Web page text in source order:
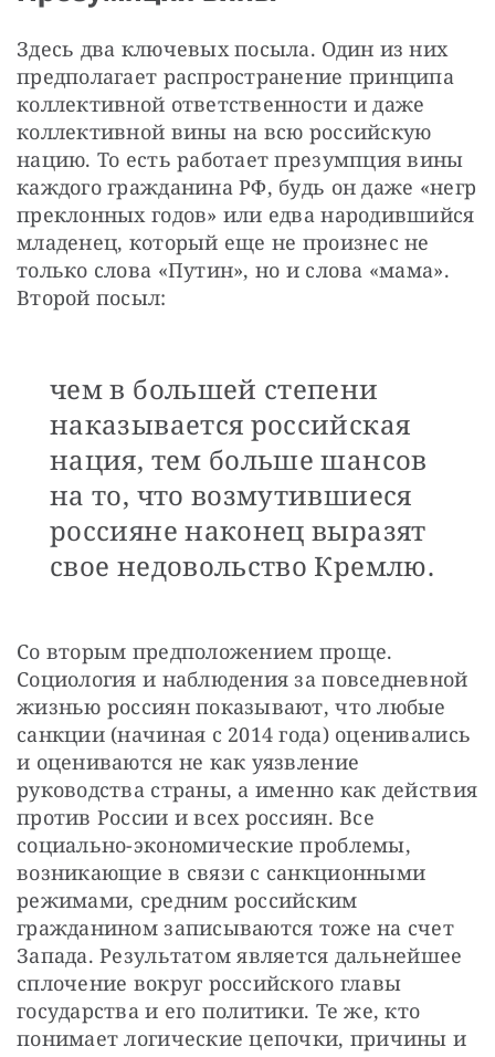
Здесь два ключевых посыла. Один из них
предполагает распространение принципа
коллективной ответственности и даже
коллективной вины на всю российскую
нацию. То есть работает презумпция вины
каждого гражданина РФ, будь он даже «негр
преклонных годов» или едва народившийся
младенец, который еще не произнес не
только слова «Путин», но и слова «мама».
Второй посыл:
чем в большей степени
наказывается российская
нация, тем больше шансов
на то, что возмутившиеся
россияне наконец выразят
свое недовольство Кремлю.
Со вторым предположением проще.
Социология и наблюдения за повседневной
жизнью россиян показывают, что любые
санкции (начиная с 2014 года) оценивались
и оцениваются не как уязвление
руководства страны, а именно как действия
против России и всех россиян. Все
социально-экономические проблемы,
возникающие в связи с санкционными
режимами, средним российским
гражданином записываются тоже на счет
Запада. Результатом является дальнейшее
сплочение вокруг российского главы
государства и его политики. Те же, кто
понимает логические цепочки, причины и